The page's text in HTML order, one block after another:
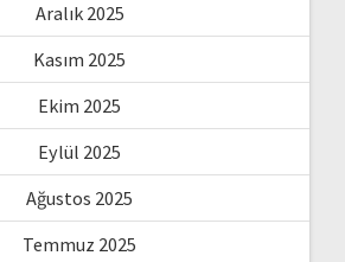
Aralık 2025
Kasım 2025
Ekim 2025
Eylül 2025
Ağustos 2025
Temmuz 2025